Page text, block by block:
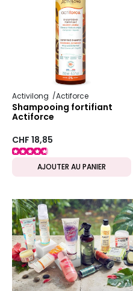
Activilong Actiforce
Shampooing fortifiant
Actiforce
CHF 18,85
AJOUTER AU PANIER